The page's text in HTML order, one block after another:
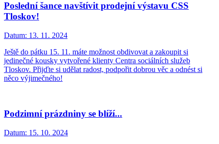
Poslední šance navštívit prodejní výstavu CSS
Tloskov!
Datum: 13. 11. 2024
Ještě do pátku 15. 11. máte možnost obdivovat a zakoupit si
jedinečné kousky vytvořené klienty Centra sociálních služeb
Tloskov. Přijďte si udělat radost, podpořit dobrou věc a odnést si
něco výjimečného!
Podzimní prázdniny se blíží...
Datum: 15. 10. 2024